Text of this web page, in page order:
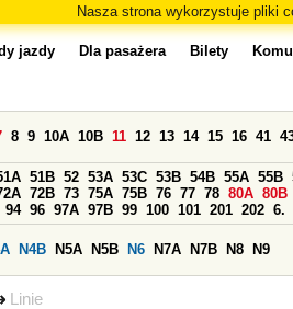
Nasza strona wykorzystuje pliki
Linie
jazdy Dla pasażera Bilety
8 9 10A 10B 11 12 13 14 15 16 41
51B 52 53A 53C 53B 54B 55A 55B
72B 73 75A 75B 76 77 78 80A 80B
94 96 97A 97B 99 100 101 201 202 6.
N4B N5A N5B N6 N7A N7B N8 N9